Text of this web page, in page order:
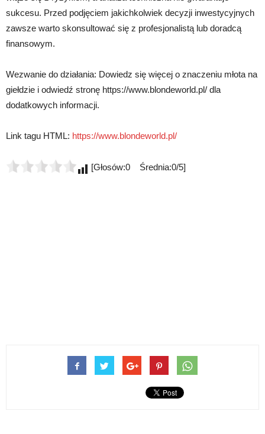
sukcesu. Przed podjęciem jakichkolwiek decyzji inwestycyjnych
zawsze warto skonsultować się z profesjonalistą lub doradcą
finansowym.
Wezwanie do działania: Dowiedz się więcej o znaczeniu młota na
giełdzie i odwiedź stronę https://www.blondeworld.pl/ dla
dodatkowych informacji.
Link tagu HTML: https://www.blondeworld.pl/
[Głosów:0 Średnia:0/5]